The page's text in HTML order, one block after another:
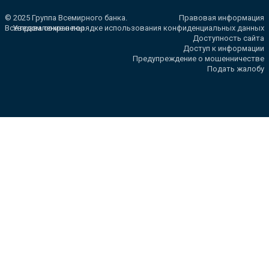
© 2025 Группа Всемирного банка.
Все права сохранены.
Правовая информация
Уведомление о порядке использования конфиденциальных данных
Доступность сайта
Доступ к информации
Предупреждение о мошенничестве
Подать жалобу